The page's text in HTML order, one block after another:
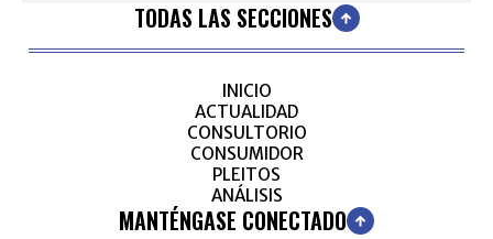
TODAS LAS SECCIONES
INICIO
ACTUALIDAD
CONSULTORIO
CONSUMIDOR
PLEITOS
ANÁLISIS
MANTÉNGASE CONECTADO